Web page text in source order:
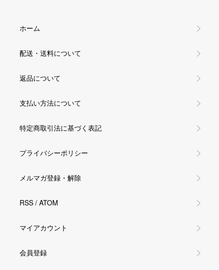
ホーム
配送・送料について
返品について
支払い方法について
特定商取引法に基づく表記
プライバシーポリシー
メルマガ登録・解除
RSS / ATOM
マイアカウント
会員登録